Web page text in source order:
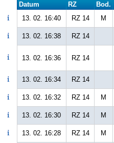
Datum
RZ Bod.
13. 02. 16:40
RZ 14 M
13. 02. 16:38
RZ 14
13. 02. 16:36 RZ 14
13. 02. 16:34
RZ 14
13. 02. 16:32
RZ 14 M
13. 02. 16:30
RZ 14 M
13. 02. 16:28
RZ 14 M